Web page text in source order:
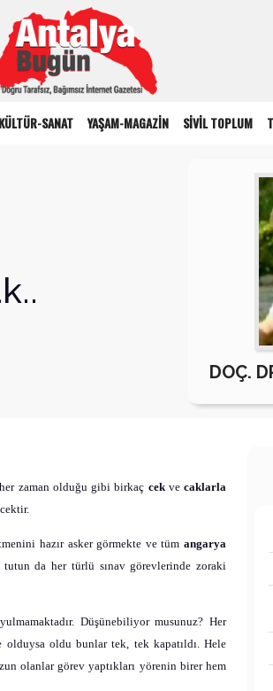
KÜLTÜR-SANAT YAŞAM-MAGAZİN SİVİL TOPLUM
DOÇ.
zaman olduğu gibi birkaç cekvecaklarla
hazır asker görmekte ve tüm angarya
tutun da her türlü sınav görevlerinde zoraki
Düşünebiliyor musunuz? Her
oldu bunlar tek, tek kapatıldı. Hele
olanlar görev yaptıkları yörenin birer hem